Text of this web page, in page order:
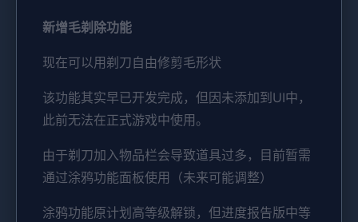
新增毛剃除功能
现在可以用剃刀自由修剪毛形状
该功能其实早已开发完成，但因未添加到UI中，
此前无法在正式游戏中使用。
由于剃刀加入物品栏会导致道具过多，目前暂需
通过涂鸦功能面板使用（未来可能调整）
涂鸦功能原计划高等级解锁，但进度报告版中等